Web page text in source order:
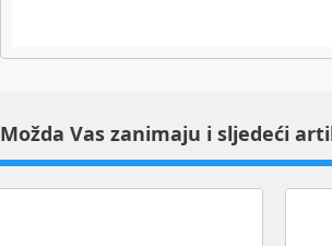
Možda Vas zanimaju i sljedeći